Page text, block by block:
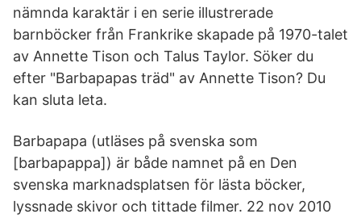
nämnda karaktär i en serie illustrerade
barnböcker från Frankrike skapade på 1970-talet
av Annette Tison och Talus Taylor. Söker du
efter "Barbapapas träd" av Annette Tison? Du
kan sluta leta.
Barbapapa (utläses på svenska som
[barbapappa]) är både namnet på en Den
svenska marknadsplatsen för lästa böcker,
lyssnade skivor och tittade filmer. 22 nov 2010